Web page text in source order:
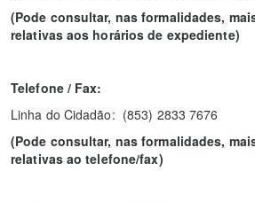
(Pode consultar, nas formalidades,
relativas aos horários de expediente)
Telefone / Fax:
Linha do Cidadão: (853) 2833 7676
(Pode consultar, nas formalidades,
relativas ao telefone/fax)